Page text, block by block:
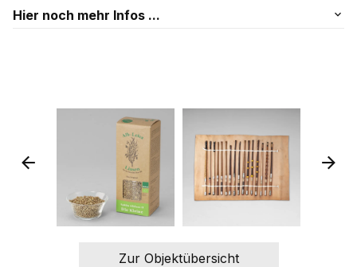
Hier noch mehr Infos ...
Zur Objektübersicht